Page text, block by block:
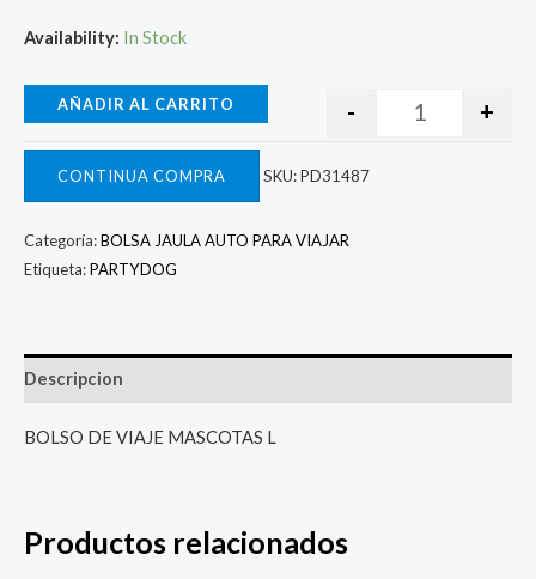
Availability: In Stock
- +
AÑADIR AL CARRITO
CONTINUA COMPRA SKU:PD31487
Categoría:BOLSA JAULA AUTO PARA VIAJAR
Etiqueta:PARTYDOG
Descripcion
BOLSO DE VIAJE MASCOTAS L
Productos relacionados